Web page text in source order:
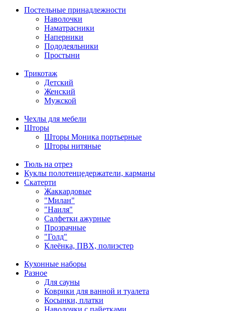
Постельные принадлежности
Наволочки
Наматрасники
Наперники
Пододеяльники
Простыни
Трикотаж
Детский
Женский
Мужской
Чехлы для мебели
Шторы
Шторы Моника портьерные
Шторы нитяные
Тюль на отрез
Куклы полотенцедержатели, карманы
Скатерти
Жаккардовые
"Милан"
"Наиля"
Салфетки ажурные
Прозрачные
"Голд"
Клеёнка, ПВХ, полиэстер
Кухонные наборы
Разное
Для сауны
Коврики для ванной и туалета
Косынки, платки
Наволочки с пайетками